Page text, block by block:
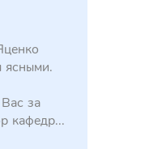
ясными.
за
кафедр...